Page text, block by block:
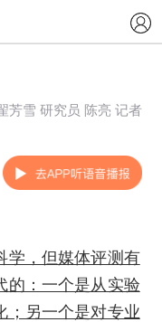
芳雪 研究员 陈亮 记者
学，但媒体评测有
的：一个是从实验
；另一个是对专业